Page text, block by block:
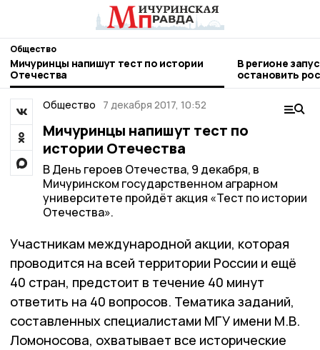
Общество
Мичуринцы напишут тест по истории
Отечества
В регионе
остановить
Общество 7 декабря 2017, 10:52
Мичуринцы напишут тест по
истории Отечества
В День героев Отечества, 9 декабря, в
Мичуринском государственном аграрном
университете пройдёт акция «Тест по истории
Отечества».
Участникам международной акции, которая
проводится на всей территории России и ещё
40 стран, предстоит в течение 40 минут
ответить на 40 вопросов. Тематика заданий,
составленных специалистами МГУ имени М.В.
Ломоносова, охватывает все исторические